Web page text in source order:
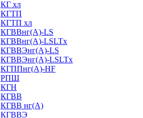
КГ хл
КГТП
КГТП хл
КГВВнг(А)-LS
КГВВнг(А)-LSLTx
КГВВЭнг(А)-LS
КГВВЭнг(А)-LSLTx
КГППнг(А)-HF
РПШ
КГН
КГВВ
КГВВ нг(А)
КГВВЭ